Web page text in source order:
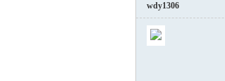
wdy1306